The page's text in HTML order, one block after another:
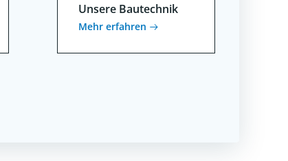
Unsere Bautechnik
Mehr erfahren